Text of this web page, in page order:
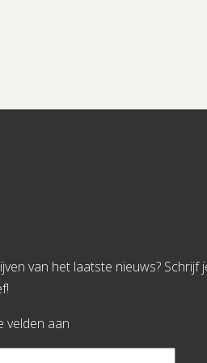
van het laatste nieuws? Schrijf
velden aan